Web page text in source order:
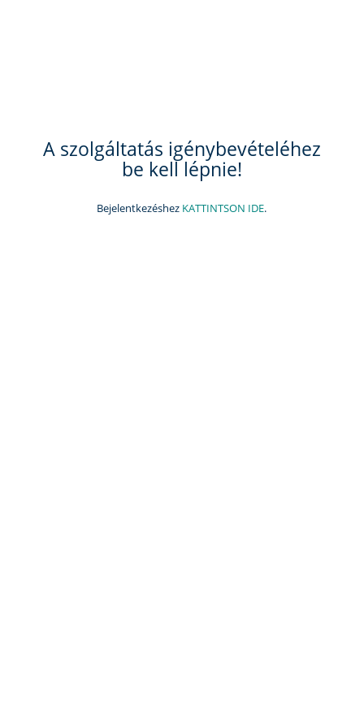
A szolgáltatás igénybevételéhez
be kell lépnie!
Bejelentkezéshez KATTINTSON IDE.